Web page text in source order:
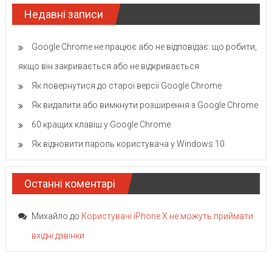
Недавні записи
Google Chrome не працює або не відповідає: що робити,
якщо він закривається або не відкривається
Як повернутися до старої версії Google Chrome
Як видалити або вимкнути розширення з Google Chrome
60 кращих клавіш у Google Chrome
Як відновити пароль користувача у Windows 10
Останні коментарі
Михайло до Користувачі iPhone X не можуть приймати
вхідні дзвінки